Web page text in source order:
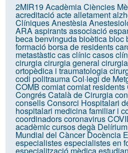
2MIR19 Acadèmia Ciències
acreditacióactealletament
ClíniquesAnestèsia
ARAaspirantsassociació
becabenvingudabioèticabloc
formacióborsa de residents
metastàsticcas clíniccasos
cirurgiacirurgia general
ortopèdica i traumatologia
codi politraumaCol·legi de
COMB comiatcomiat residents
Congrés Català de Cirurgia
consellsConsorci Hospitalari
hospitalari medicina familiar i
coordinadorscoronavirus
acadèmiccursosdegà Delírium
Mundial del CàncerDocència
especialistesespecialistes en
especialització mèdica